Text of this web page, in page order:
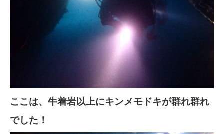
ここは、牛着岩以上にキンメモドキが群れ群れ
でした！